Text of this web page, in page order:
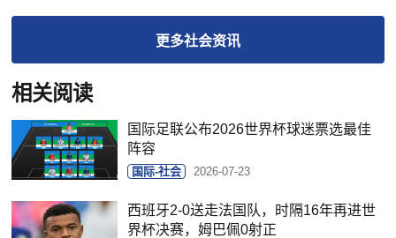
更多社会资讯
相关阅读
国际足联公布2026世界杯球迷票选最佳
阵容
国际-社会 2026-07-23
西班牙2-0送走法国队，时隔16年再进世
界杯决赛，姆巴佩0射正